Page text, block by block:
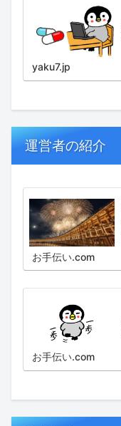
yaku7.jp
運営者の紹介
お手伝い.com
お手伝い.com